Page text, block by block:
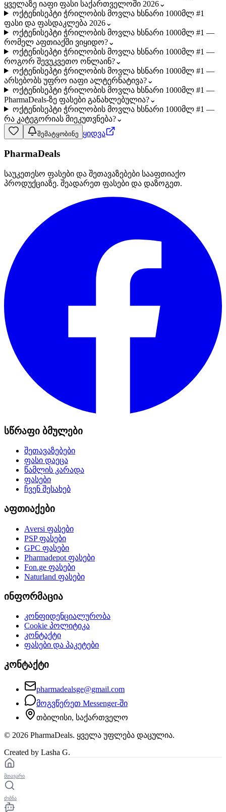
ყველაზე იაფი ფასი საქართველოში 2026⌄
ოქტენისეპტი ჭრილობის მოვლა ხსნარი 1000მლ #1
ფასი და ფასდაკლება 2026⌄
ოქტენისეპტი ჭრილობის მოვლა ხსნარი 1000მლ #1 —
რომელ აფთიაქში ვიყიდო?⌄
ოქტენისეპტი ჭრილობის მოვლა ხსნარი 1000მლ #1 —
როგორ შევუკვეთო ონლაინ?⌄
ოქტენისეპტი ჭრილობის მოვლა ხსნარი 1000მლ #1 —
არსებობს უფრო იაფი ალტერნატივა?⌄
ოქტენისეპტი ჭრილობის მოვლა ხსნარი 1000მლ #1 —
PharmaDeals-ზე ფასები განახლებულია?⌄
ოქტენისეპტი ჭრილობის მოვლა ხსნარი 1000მლ #1 —
რა კატეგორიას მიეკუთვნება?⌄
შემატყობინე ყიდვა
PharmaDeals
საუკეთესო ფასები და შეთავაზებები სააფთიაქო
პროდუქციაზე. შეადარეთ ფასები და დაზოგეთ.
სწრაფი ბმულები
შეთავაზებები
ფასი დაეცა
წამლის კარადა
ფასები
ჩვენ შესახებ
აფთიაქები
Aversi ფასები
PSPფასები
GPC ფასები
Pharmadepot ფასები
Fon.ge ფასები
Naturland ფასები
ინფორმაცია
კონფიდენციალურობა
Cookie პოლიტიკა
კონტაქტი
ფასები და პაკეტები
კონტაქტი
pharmadealsge@gmail.com
მოგვწერეთ Messenger-ში
თბილისი, საქართველო
© 2026 PharmaDeals. ყველა უფლება დაცულია.
Created by Lasha G.
მთავარი
ძებნა